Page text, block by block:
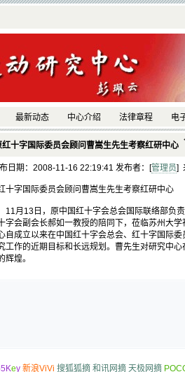
最新动态 中心介绍 法律章程 电
红十字国际委员会顾问曹嵩生先生考察红研中心
日期：2008-11-16 22:19:41 发布者：[管理员]
十字国际委员会顾问曹嵩生先生考察红研中心
月13日，原中国红十字会总会国际联络部负责
字会副会长郝如一教授的陪同下，莅临苏州大
自成立以来在中国红十字会总会、红十字国际
工作的近期目标和长远规划。曹先生对研究中
辉煌。
ey 新浪ViVi 搜狐狐摘 和讯网摘 天极网摘